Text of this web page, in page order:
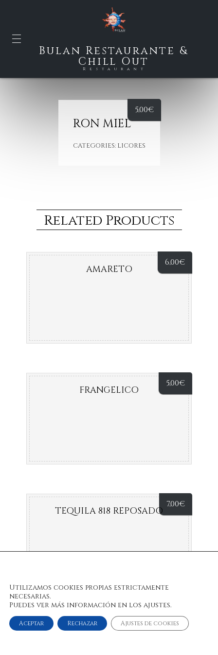
Bulan Restaurante &
Chill Out
Restaurant
RON MIEL
CATEGORIES: LICORES
5,00€
Related Products
6,00€
AMARETO
5,00€
FRANGELICO
7,00€
TEQUILA 818 REPOSADO
Utilizamos cookies propias estrictamente
necesarias.
Puedes ver más información en los ajustes.
Aceptar Rechazar Ajustes de cookies